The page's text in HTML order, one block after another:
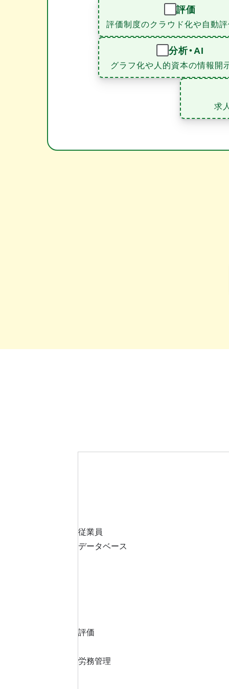
評価
評価制度のクラウド化や自動
分析・AI
グラフ化や人的資本の情報開
求
従業員
データベース
評価
労務管理